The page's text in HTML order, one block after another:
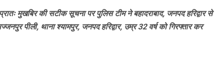
मुखबिर की सटीक सूचना पर पुलिस टीम ने बहादराबाद, जनपद हरिद्वार से
पीली, थाना श्यामपुर, जनपद हरिद्वार, उम्र 32 वर्ष को गिरफ्तार कर